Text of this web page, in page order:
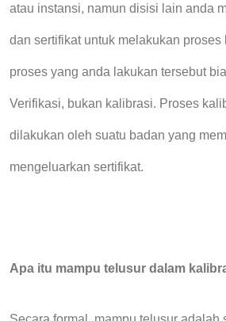
atau instansi, namun disisi lain anda
dan sertifikat untuk melakukan proses
proses yang anda lakukan tersebut
Verifikasi, bukan kalibrasi. Proses
dilakukan oleh suatu badan yang
mengeluarkan sertifikat.
Apa itu mampu telusur dalam